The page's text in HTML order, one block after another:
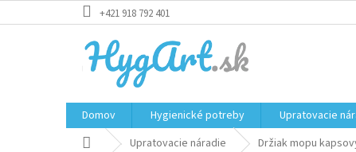
na
+421 918 792 401
Domov Hygienické potreby Upratovacie
DomovUpratovacie náradie Držiak mopu